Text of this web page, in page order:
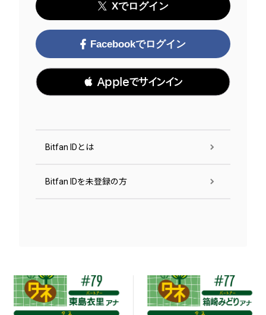
Xでログイン
Facebookでログイン
 Appleでサインイン
Bitfan IDとは
Bitfan IDを未登録の方